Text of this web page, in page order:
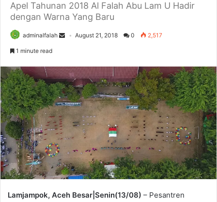
Apel Tahunan 2018 Al Falah Abu Lam U Hadir
dengan Warna Yang Baru
adminalfalah August 21, 2018 0 2,517
1 minute read
Lamjampok, Aceh Besar |Senin(13/08) – Pesantren